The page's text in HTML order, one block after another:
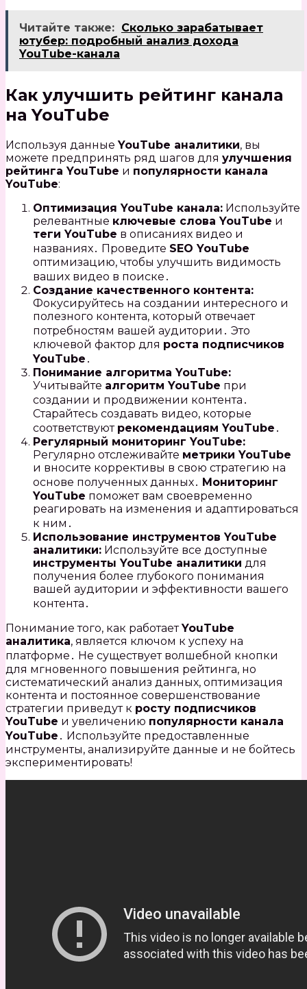
Читайте также: Сколько зарабатывает
ютубер: подробный анализ дохода
YouTube-канала
Как улучшить рейтинг канала
на YouTube
Используя данныеYouTube аналитики, вы
можете предпринять ряд шагов для улучшения
рейтинга YouTube и популярности канала
YouTube:
Оптимизация YouTube канала: Используйте
релевантные ключевые слова YouTube и
теги YouTube в описаниях видео и
названиях․ Проведите SEO YouTube
оптимизацию, чтобы улучшить видимость
ваших видео в поиске․
Создание качественного контента:
Фокусируйтесь на создании интересного и
полезного контента, который отвечает
потребностям вашей аудитории․ Это
ключевой фактор для роста подписчиков
YouTube ․
Понимание алгоритма YouTube:
Учитывайте алгоритм YouTube при
создании и продвижении контента․
Старайтесь создавать видео, которые
соответствуют рекомендациям YouTube ․
Регулярный мониторинг YouTube:
Регулярно отслеживайте метрики YouTube
и вносите коррективы в свою стратегию на
основе полученных данных․ Мониторинг
YouTube поможет вам своевременно
реагировать на изменения и адаптироваться
к ним․
Использование инструментов YouTube
аналитики: Используйте все доступные
инструменты YouTube аналитики для
получения более глубокого понимания
вашей аудитории и эффективности вашего
контента․
Понимание того, как работаетYouTube
аналитика, является ключом к успеху на
платформе․ Не существует волшебной кнопки
для мгновенного повышения рейтинга, но
систематический анализ данных, оптимизация
контента и постоянное совершенствование
стратегии приведут к росту подписчиков
YouTube и увеличению популярности канала
YouTube ․ Используйте предоставленные
инструменты, анализируйте данные и не бойтесь
экспериментировать!